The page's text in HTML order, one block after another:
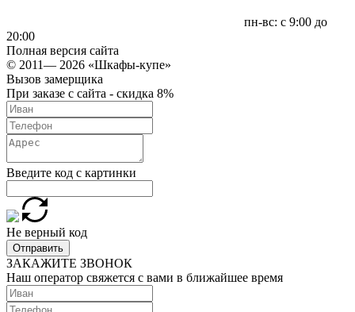
пн-вс: с 9:00 до
20:00
Полная версия сайта
© 2011— 2026 «Шкафы-купе»
Вызов замерщика
При заказе с сайта - скидка 8%
Введите код с картинки
Не верный код
Отправить
ЗАКАЖИТЕ ЗВОНОК
Наш оператор свяжется с вами в ближайшее время